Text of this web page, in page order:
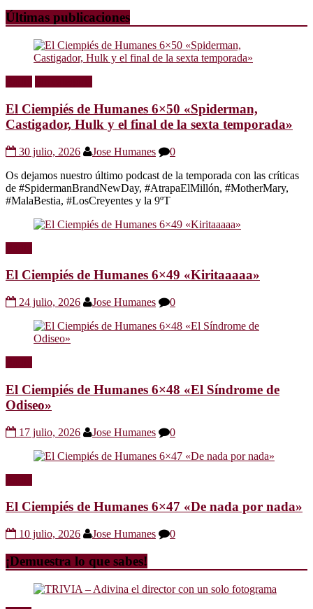
Últimas publicaciones
El Ciempiés de Humanes 6×50 «Spiderman,
Castigador, Hulk y el final de la sexta temporada»
30 julio, 2026 Jose Humanes
0
Os dejamos nuestro último podcast de la temporada con las críticas
de #SpidermanBrandNewDay, #AtrapaElMillón, #MotherMary,
#MalaBestia, #LosCreyentes y la 9ºT
El Ciempiés de Humanes 6×49 «Kiritaaaaa»
24 julio, 2026 Jose Humanes 0
El Ciempiés de Humanes 6×48 «El Síndrome de
Odiseo»
17 julio, 2026 Jose Humanes 0
El Ciempiés de Humanes 6×47 «De nada por nada»
10 julio, 2026 Jose Humanes 0
¡Demuestra lo que sabes!